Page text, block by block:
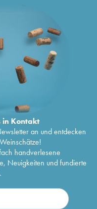
in Kontakt
an und entdecken
handverlesene
Neuigkeiten und fundierte